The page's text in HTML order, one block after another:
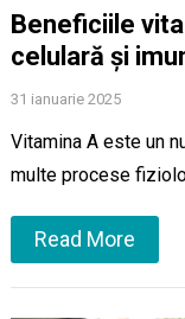
Beneficiile
celulară și
31 ianuarie 2025
Vitamina A este un
multe procese
Read More